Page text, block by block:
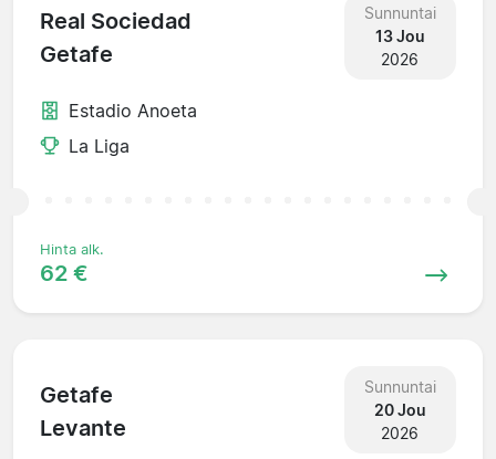
Real Sociedad
Getafe
Sunnuntai
13 Jou
2026
Estadio Anoeta
La Liga
Hinta alk.
62 €
Getafe
Levante
Sunnuntai
20 Jou
2026